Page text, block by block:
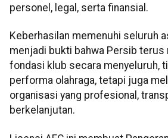
personel, legal, serta finansial.
Keberhasilan memenuhi seluruh
menjadi bukti bahwa Persib
fondasi klub secara menyeluruh,
performa olahraga, tetapi juga
organisasi yang profesional,
berkelanjutan.